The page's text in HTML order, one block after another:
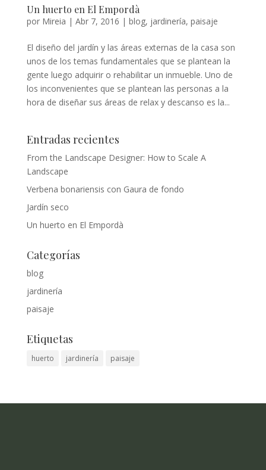
Un huerto en El Empordà
por Mireia | Abr 7, 2016 | blog, jardinería, paisaje
El diseño del jardín y las áreas externas de la casa son
unos de los temas fundamentales que se plantean la
gente luego adquirir o rehabilitar un inmueble. Uno de
los inconvenientes que se plantean las personas a la
hora de diseñar sus áreas de relax y descanso es la...
Entradas recientes
From the Landscape Designer: How to Scale A
Landscape
Verbena bonariensis con Gaura de fondo
Jardín seco
Un huerto en El Empordà
Categorías
blog
jardinería
paisaje
Etiquetas
huerto jardinería paisaje